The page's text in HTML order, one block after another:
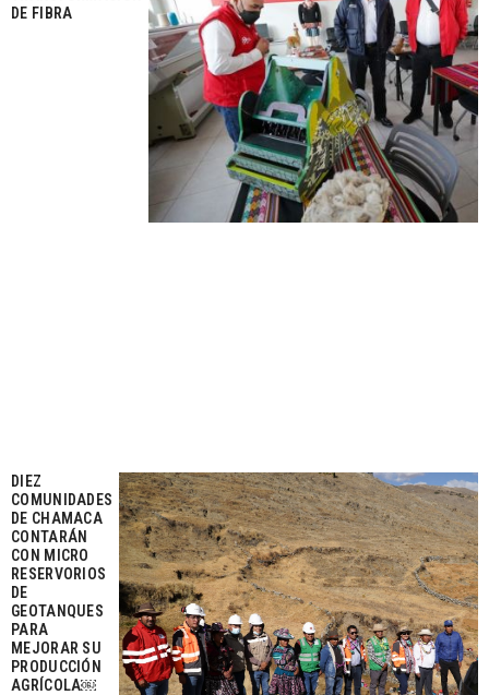
DE FIBRA
DIEZ
COMUNIDADES
DE CHAMACA
CONTARÁN
CON MICRO
RESERVORIOS
DE
GEOTANQUES
PARA
MEJORAR SU
PRODUCCIÓN
AGRÍCOLA￼